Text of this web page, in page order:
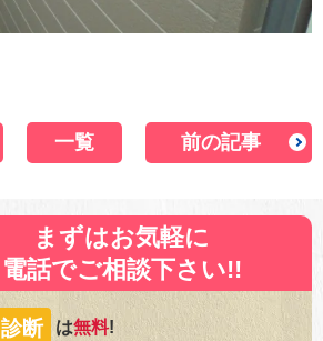
一覧 前の記事
まずはお気軽に
電話でご相談下さい!!
診断 は無料!